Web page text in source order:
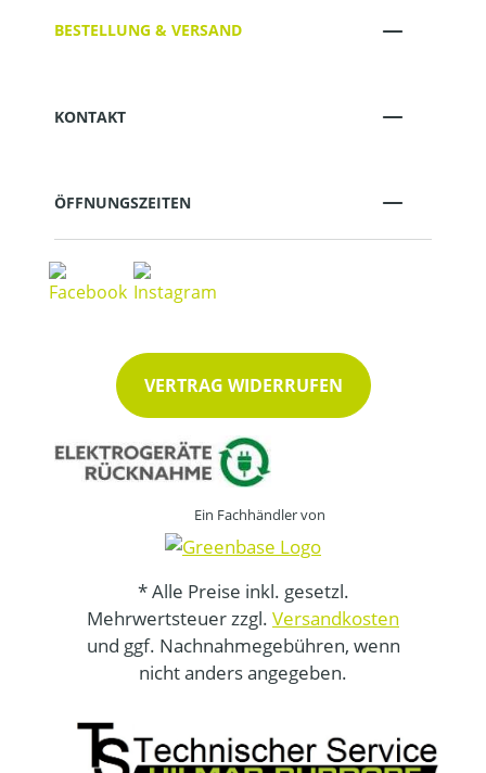
BESTELLUNG & VERSAND
KONTAKT
ÖFFNUNGSZEITEN
VERTRAG WIDERRUFEN
Ein Fachhändler von
* Alle Preise inkl. gesetzl.
Mehrwertsteuer zzgl. Versandkosten
und ggf. Nachnahmegebühren, wenn
nicht anders angegeben.